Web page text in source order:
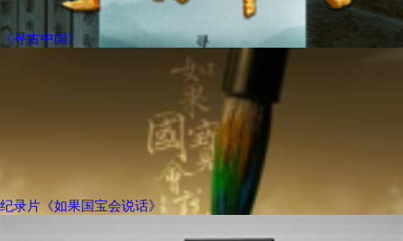
《寻古中国》
纪录片《如果国宝会说话》